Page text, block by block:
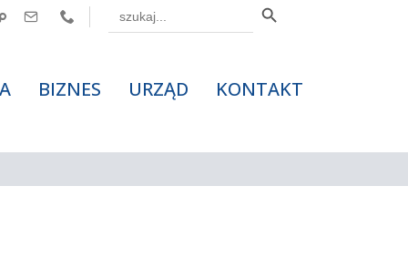
  for:
BIZNES URZĄD KONTAKT